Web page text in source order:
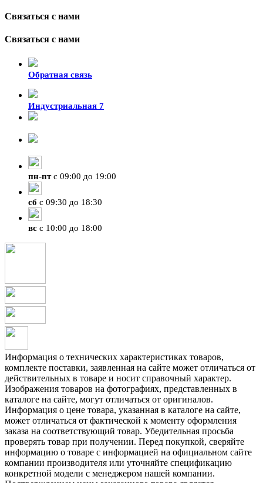
Связаться с нами
Связаться с нами
Обратная связь
Индустриальная 7
пн-птс 09:00 до 19:00
сб с 09:30 до 18:30
вс с 10:00 до 18:00
Информация о технических характеристиках товаров,
комплекте поставки, заявленная на сайте может отличаться от
действительных в товаре и носит справочный характер.
Изображения товаров на фотографиях, представленных в
каталоге на сайте, могут отличаться от оригиналов.
Информация о цене товара, указанная в каталоге на сайте,
может отличаться от фактической к моменту оформления
заказа на соответствующий товар. Убедительная просьба
проверять товар при получении. Перед покупкой, сверяйте
информацию о товаре с информацией на официальном сайте
компании производителя или уточняйте спецификацию
конкретной модели с менеджером нашей компании.